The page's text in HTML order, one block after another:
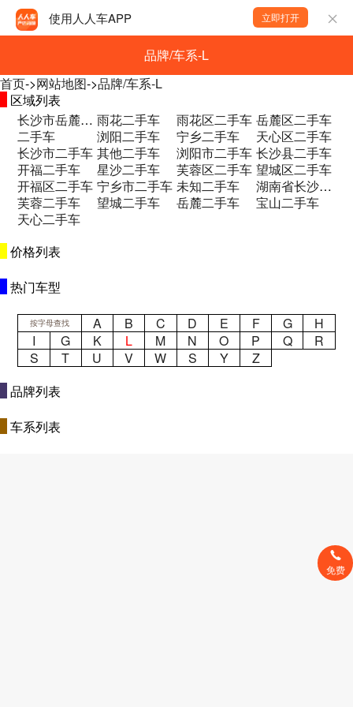
使用人人车APP 立即打开
品牌/车系-L
首页->网站地图->品牌/车系-L
区域列表
长沙市岳麓区和馨园二期B区二手车 雨花二手车 雨花区二手车 岳麓区二手车
二手车
浏阳二手车 宁乡二手车
天心区二手车
长沙市二手车 其他二手车 浏阳市二手车 长沙县二手车
开福二手车
星沙二手车 芙蓉区二手车 望城区二手车
开福区二手车 宁乡市二手车 未知二手车
湖南省长沙市望城区永通大道永通集团一楼 二手车
芙蓉二手车
望城二手车 岳麓二手车
宝山二手车
天心二手车
价格列表
热门车型
按字母查找 A B C D E F G
H
I
G K L M N O P Q
R
S
T U V W S Y
Z
品牌列表
车系列表
免费